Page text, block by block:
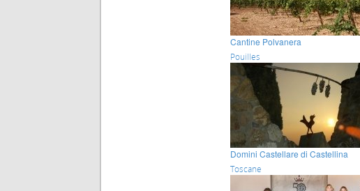
Cantine Polvanera
Pouilles
Domini Castellare di Castellina
Toscane